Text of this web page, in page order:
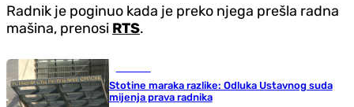
Radnik je poginuo kada je preko njega prešla radna
mašina, prenosi RTS.
Stotine maraka razlike: Odluka Ustavnog suda
mijenja prava radnika